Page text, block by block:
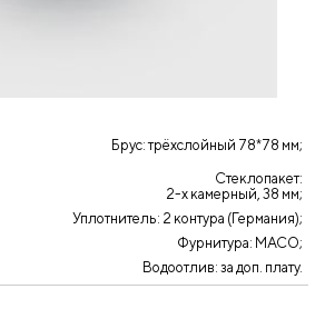
Брус: трёхслойный 78*78 мм;
Стеклопакет:
2-х камерный, 38 мм;
Уплотнитель: 2 контура (Германия);
Фурнитура: MACO;
Водоотлив: за доп. плату.